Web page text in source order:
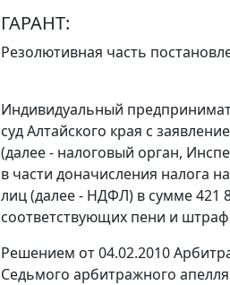
ГАРАНТ:
Резолютивная часть
Индивидуальный
суд Алтайского края с
(далее - налоговый орган,
в части доначисления налога
лиц (далее - НДФЛ) в сумме 421
соответствующих пени и
Решением от 04.02.2010
Седьмого арбитражного